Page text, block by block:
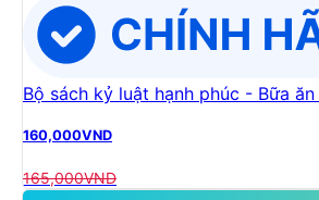
Bộ sách kỷ luật hạnh phúc - Bữa ăn
160,000VND
165,000VND